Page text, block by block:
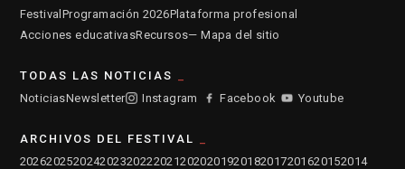
Festival Programación 2026Plataforma profesional
Acciones educativasRecursos— Mapa del sitio
TODAS LAS NOTICIAS
NoticiasNewsletter Instagram Facebook Youtube
ARCHIVOS DEL FESTIVAL
2026202520242023202220212020201920182017201620152014